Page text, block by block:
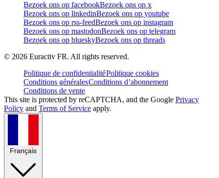
Bezoek ons op facebookBezoek ons op x
Bezoek ons op linkedinBezoek ons op youtube
Bezoek ons op rss-feedBezoek ons op instagram
Bezoek ons op mastodonBezoek ons op telegram
Bezoek ons op blueskyBezoek ons op threads
© 2026 Euractiv FR. All rights reserved.
Politique de confidentialitéPolitique cookies
Conditions généralesConditions d’abonnement
Conditions de vente
This site is protected by reCAPTCHA, and the Google Privacy
Policy and Terms of Service apply.
Français